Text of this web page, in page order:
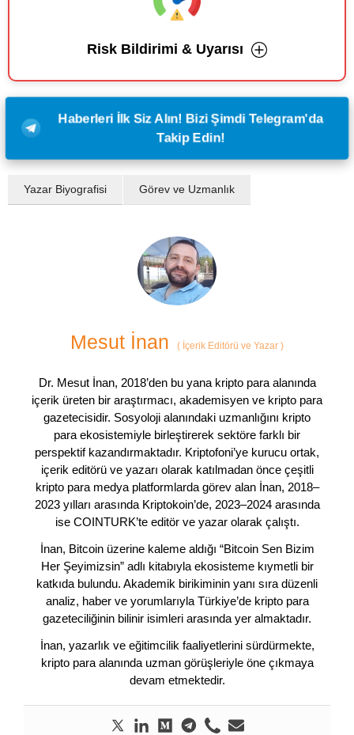
Risk Bildirimi & Uyarısı
Haberleri İlk Siz Alın! Bizi Şimdi Telegram'da
Takip Edin!
Yazar Biyografisi Görev ve Uzmanlık
Mesut İnan ( İçerik Editörü ve Yazar )
Dr. Mesut İnan, 2018’den bu yana kripto para alanında
içerik üreten bir araştırmacı, akademisyen ve kripto para
gazetecisidir. Sosyoloji alanındaki uzmanlığını kripto
para ekosistemiyle birleştirerek sektöre farklı bir
perspektif kazandırmaktadır. Kriptofoni’ye kurucu ortak,
içerik editörü ve yazarı olarak katılmadan önce çeşitli
kripto para medya platformlarda görev alan İnan, 2018–
2023 yılları arasında Kriptokoin’de, 2023–2024 arasında
ise COINTURK’te editör ve yazar olarak çalıştı.
İnan, Bitcoin üzerine kaleme aldığı “Bitcoin Sen Bizim
Her Şeyimizsin” adlı kitabıyla ekosisteme kıymetli bir
katkıda bulundu. Akademik birikiminin yanı sıra düzenli
analiz, haber ve yorumlarıyla Türkiye’de kripto para
gazeteciliğinin bilinir isimleri arasında yer almaktadır.
İnan, yazarlık ve eğitimcilik faaliyetlerini sürdürmekte,
kripto para alanında uzman görüşleriyle öne çıkmaya
devam etmektedir.